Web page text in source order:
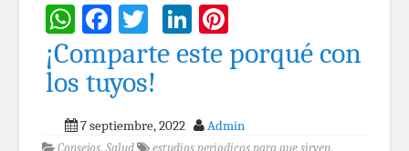
WhatsApp
Facebook
TwitterLinkedIn
¡Comparte este porqué con
los tuyos!
7 septiembre, 2022 Admin
Consejos, Salud estudios periodicos para que sirven,